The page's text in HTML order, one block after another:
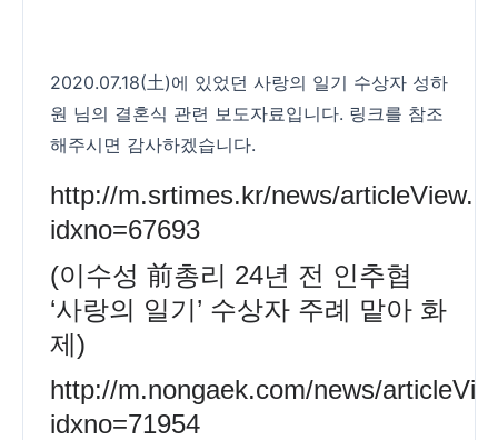
2020.07.18(土)에 있었던 사랑의 일기 수상자 성하
원 님의 결혼식 관련 보도자료입니다. 링크를 참조
해주시면 감사하겠습니다.
http://m.srtimes.kr/news/
idxno=67693
(이수성 前총리 24년 전 인추협
‘사랑의 일기’ 수상자 주례 맡아 화
제)
http://m.nongaek.com/news/
idxno=71954